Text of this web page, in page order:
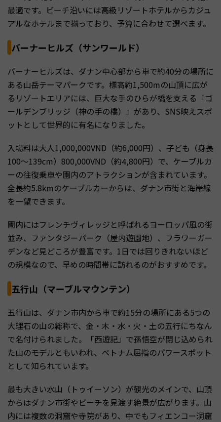
最適です。ビーチ沿いには高級リゾートホテルからカジュ
アルなホテルまで揃っており、予算に合わせて選べます。
バーナーヒルズ（サンワールド）
バーナーヒルズは、ダナン中心部から車で約40分の場所に
ある山岳テーマパークです。標高約1,500mの山頂に広が
るリゾートエリアには、巨大な手のひらが橋を支える「ゴ
ールデンブリッジ（神の手の橋）」があり、SNS映えスポ
ットとして世界的に有名になりました。
入場料は大人1,000,000VND（約6,000円）、子ども（身長
100〜139cm）800,000VND（約4,800円）で、ケーブルカ
ーの往復乗車や園内のアトラクションが含まれています。
全長約5.8kmのケーブルカーからは、ダナン市街と海岸線
を一望できます。
園内にはフレンチヴィレッジと呼ばれるヨーロッパ風の街
並み、ファンタジーパーク（屋内遊園地）、フラワーガー
デンなど見どころが豊富です。1日では回りきれないほど
の規模なので、早めの時間帯に訪れるのがおすすめです。
五行山（マーブルマウンテン）
五行山は、ダナン市内から車で約15分の場所にある5つの
大理石の山の総称で、金・木・水・火・土の五行にちなん
で名付けられました。「西遊記」で孫悟空が閉じ込められ
た山のモデルともいわれ、ベトナム屈指のパワースポット
として知られています。
最も大きい水山（トゥイーソン）が観光のメインで、山頂
からはダナン市街やビーチを見渡す絶景が広がります。山
内には複数の洞窟や寺院があり、中でもフィエンコー洞窟